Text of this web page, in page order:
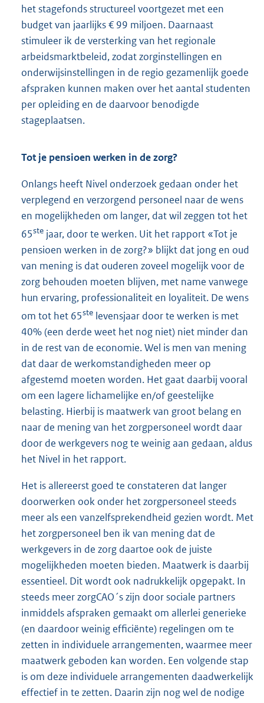
het stagefonds structureel voortgezet met een
budget van jaarlijks € 99 miljoen. Daarnaast
stimuleer ik de versterking van het regionale
arbeidsmarktbeleid, zodat zorginstellingen en
onderwijsinstellingen in de regio gezamenlijk goede
afspraken kunnen maken over het aantal studenten
per opleiding en de daarvoor benodigde
stageplaatsen.
Tot je pensioen werken in de zorg?
Onlangs heeft Nivel onderzoek gedaan onder het
verplegend en verzorgend personeel naar de wens
en mogelijkheden om langer, dat wil zeggen tot het
65ste jaar, door te werken. Uit het rapport «Tot je
pensioen werken in de zorg?» blijkt dat jong en oud
van mening is dat ouderen zoveel mogelijk voor de
zorg behouden moeten blijven, met name vanwege
hun ervaring, professionaliteit en loyaliteit. De wens
om tot het 65ste levensjaar door te werken is met
40% (een derde weet het nog niet) niet minder dan
in de rest van de economie. Wel is men van mening
dat daar de werkomstandigheden meer op
afgestemd moeten worden. Het gaat daarbij vooral
om een lagere lichamelijke en/of geestelijke
belasting. Hierbij is maatwerk van groot belang en
naar de mening van het zorgpersoneel wordt daar
door de werkgevers nog te weinig aan gedaan, aldus
het Nivel in het rapport.
Het is allereerst goed te constateren dat langer
doorwerken ook onder het zorgpersoneel steeds
meer als een vanzelfsprekendheid gezien wordt. Met
het zorgpersoneel ben ik van mening dat de
werkgevers in de zorg daartoe ook de juiste
mogelijkheden moeten bieden. Maatwerk is daarbij
essentieel. Dit wordt ook nadrukkelijk opgepakt. In
steeds meer zorgCAO´s zijn door sociale partners
inmiddels afspraken gemaakt om allerlei generieke
(en daardoor weinig efficiënte) regelingen om te
zetten in individuele arrangementen, waarmee meer
maatwerk geboden kan worden. Een volgende stap
is om deze individuele arrangementen daadwerkelijk
effectief in te zetten. Daarin zijn nog wel de nodige